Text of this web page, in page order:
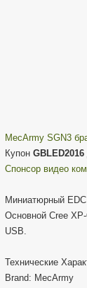
MecArmy SGN3
Купон GBLED2016
Cпонсор видео
Миниатюрный
Основной Cree
USB.
Технические
Brand: MecArmy